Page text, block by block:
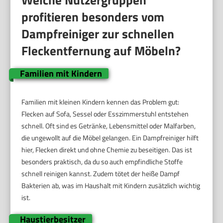
profitieren besonders vom
Dampfreiniger zur schnellen
Fleckentfernung auf Möbeln?
Familien mit Kindern
Familien mit kleinen Kindern kennen das Problem gut:
Flecken auf Sofa, Sessel oder Esszimmerstuhl entstehen
schnell. Oft sind es Getränke, Lebensmittel oder Malfarben,
die ungewollt auf die Möbel gelangen. Ein Dampfreiniger hilft
hier, Flecken direkt und ohne Chemie zu beseitigen. Das ist
besonders praktisch, da du so auch empfindliche Stoffe
schnell reinigen kannst. Zudem tötet der heiße Dampf
Bakterien ab, was im Haushalt mit Kindern zusätzlich wichtig
ist.
Haustierbesitzer